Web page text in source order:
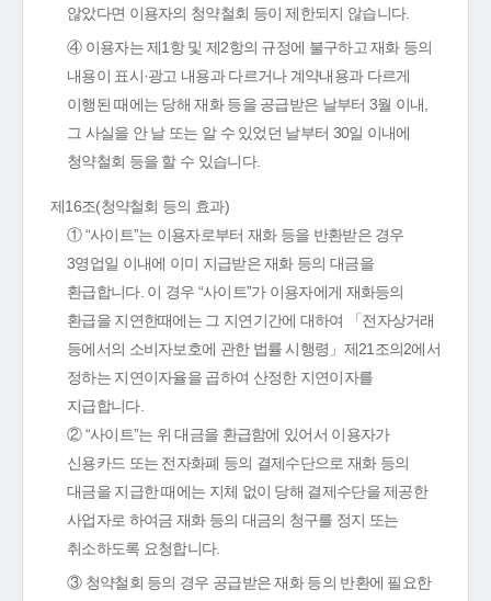
않았다면 이용자의 청약철회 등이 제한되지 않습니다.
④ 이용자는 제1항 및 제2항의 규정에 불구하고 재화 등의
내용이 표시·광고 내용과 다르거나 계약내용과 다르게
이행된 때에는 당해 재화 등을 공급받은 날부터 3월 이내,
그 사실을 안 날 또는 알 수 있었던 날부터 30일 이내에
청약철회 등을 할 수 있습니다.
제16조(청약철회 등의 효과)
① “사이트”는 이용자로부터 재화 등을 반환받은 경우
3영업일 이내에 이미 지급받은 재화 등의 대금을
환급합니다. 이 경우 “사이트”가 이용자에게 재화등의
환급을 지연한때에는 그 지연기간에 대하여 「전자상거래
등에서의 소비자보호에 관한 법률 시행령」제21조의2에서
정하는 지연이자율을 곱하여 산정한 지연이자를
지급합니다.
② “사이트”는 위 대금을 환급함에 있어서 이용자가
신용카드 또는 전자화폐 등의 결제수단으로 재화 등의
대금을 지급한 때에는 지체 없이 당해 결제수단을 제공한
사업자로 하여금 재화 등의 대금의 청구를 정지 또는
취소하도록 요청합니다.
③ 청약철회 등의 경우 공급받은 재화 등의 반환에 필요한